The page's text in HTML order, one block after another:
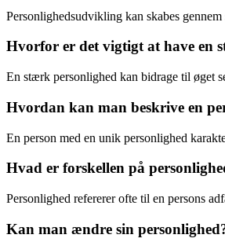
Personlighedsudvikling kan skabes
Hvorfor er det vigtigt at have en
En stærk personlighed kan bidrage til øget
Hvordan kan man beskrive en
En person med en unik personlighed
Hvad er forskellen på
Personlighed refererer ofte til en persons
Kan man ændre sin